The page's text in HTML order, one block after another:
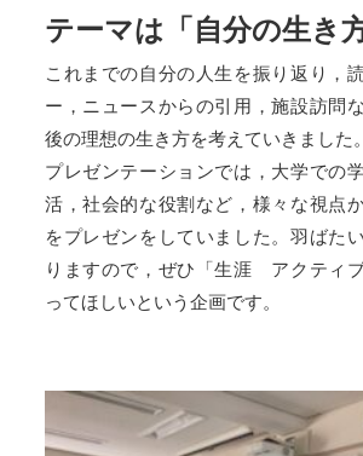
テーマは「自分の生き方
これまでの自分の人生を振り返り，
ー，ニュースからの引用，施設訪問
後の理想の生き方を考えていきました。
プレゼンテーションでは，大学での
活，社会的な役割など，様々な視点
をプレゼンをしていました。羽ばた
りますので，ぜひ「生涯 アクティ
ってほしいという企画です。